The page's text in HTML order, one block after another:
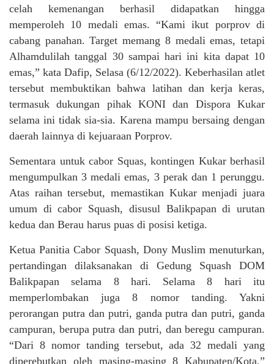
celah kemenangan berhasil didapatkan hingga
memperoleh 10 medali emas. “Kami ikut porprov di
cabang panahan. Target memang 8 medali emas, tetapi
Alhamdulilah tanggal 30 sampai hari ini kita dapat 10
emas,” kata Dafip, Selasa (6/12/2022). Keberhasilan atlet
tersebut membuktikan bahwa latihan dan kerja keras,
termasuk dukungan pihak KONI dan Dispora Kukar
selama ini tidak sia-sia. Karena mampu bersaing dengan
daerah lainnya di kejuaraan Porprov.
Sementara untuk cabor Squas, kontingen Kukar berhasil
mengumpulkan 3 medali emas, 3 perak dan 1 perunggu.
Atas raihan tersebut, memastikan Kukar menjadi juara
umum di cabor Squash, disusul Balikpapan di urutan
kedua dan Berau harus puas di posisi ketiga.
Ketua Panitia Cabor Squash, Dony Muslim menuturkan,
pertandingan dilaksanakan di Gedung Squash DOM
Balikpapan selama 8 hari. Selama 8 hari itu
memperlombakan juga 8 nomor tanding. Yakni
perorangan putra dan putri, ganda putra dan putri, ganda
campuran, berupa putra dan putri, dan beregu campuran.
“Dari 8 nomor tanding tersebut, ada 32 medali yang
diperebutkan oleh masing-masing 8 Kabupaten/Kota,”